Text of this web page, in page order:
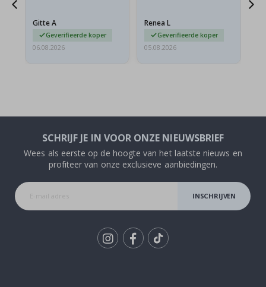
Gitte A
Geverifieerde koper
06.08.2026
licht…
Renea L
Geverifieerde koper
05.08.2026
SCHRIJF JE IN VOOR ONZE NIEUWSBRIEF
Wees als eerste op de hoogte van het laatste nieuws en
profiteer van onze exclusieve aanbiedingen.
INSCHRIJVEN